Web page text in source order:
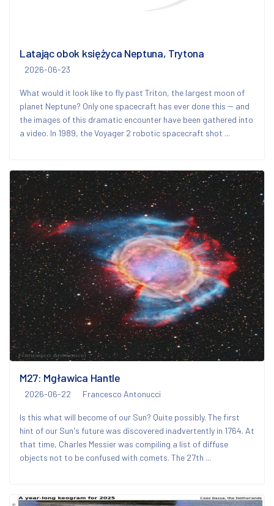
Latając obok księżyca Neptuna, Trytona
2026-06-23
What would it look like to fly past Triton, the largest moon of
planet Neptune? Only one spacecraft has ever done this -- and
the images of this dramatic encounter have been gathered into
a video. In 1989, the Voyager 2 robotic spacecraft shot ...
M27: Mgławica Hantle
2026-06-22 Francesco Antonucci
Is this what will become of our Sun? Quite possibly. The first
hint of our Sun's future was discovered inadvertently in 1764. At
that time, Charles Messier was compiling a list of diffuse
objects not to be confused with comets. The 27th ...